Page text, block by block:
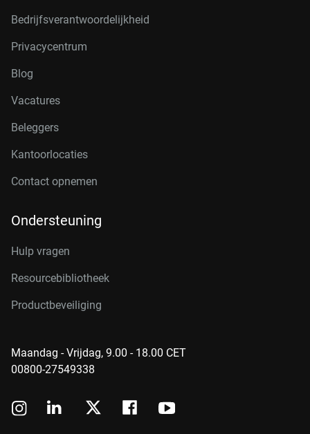
Bedrijfsverantwoordelijkheid
Privacycentrum
Blog
Vacatures
Beleggers
Kantoorlocaties
Contact opnemen
Ondersteuning
Hulp vragen
Resourcebibliotheek
Productbeveiliging
Maandag - Vrijdag, 9.00 - 18.00 CET
00800-27549338